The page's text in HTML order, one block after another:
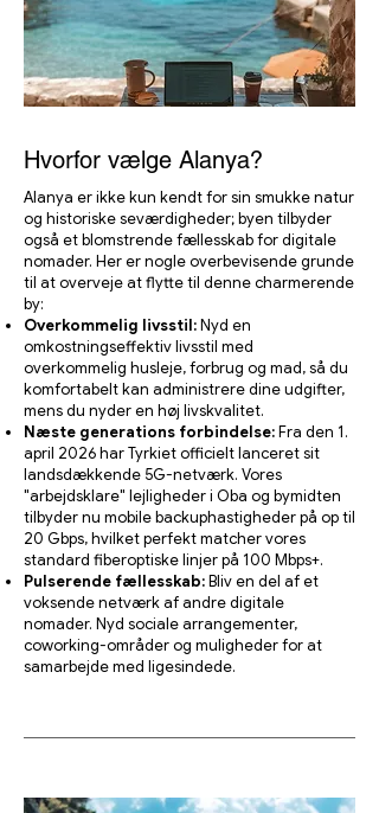
Hvorfor vælge Alanya?
Alanya er ikke kun kendt for sin smukke natur
og historiske seværdigheder; byen tilbyder
også et blomstrende fællesskab for digitale
nomader. Her er nogle overbevisende grunde
til at overveje at flytte til denne charmerende
by:
Overkommelig livsstil:Nyd en
omkostningseffektiv livsstil med
overkommelig husleje, forbrug og mad, så du
komfortabelt kan administrere dine udgifter,
mens du nyder en høj livskvalitet.
Næste generations forbindelse:Fra den 1.
april 2026 har Tyrkiet officielt lanceret sit
landsdækkende 5G-netværk. Vores
"arbejdsklare" lejligheder i Oba og bymidten
tilbyder nu mobile backuphastigheder på op til
20 Gbps, hvilket perfekt matcher vores
standard fiberoptiske linjer på 100 Mbps+.
Pulserende fællesskab:Bliv en del af et
voksende netværk af andre digitale
nomader. Nyd sociale arrangementer,
coworking-områder og muligheder for at
samarbejde med ligesindede.